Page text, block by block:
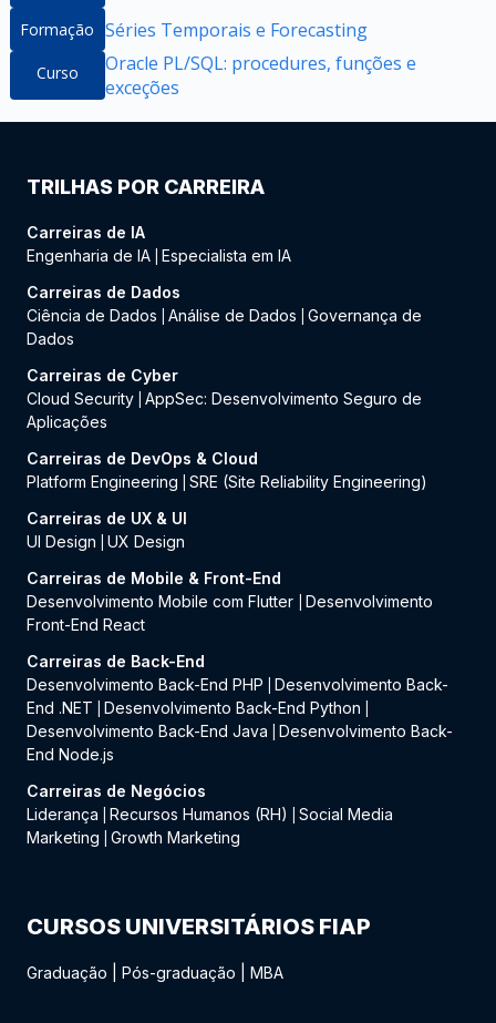
Formação Séries Temporais e Forecasting
Curso
Oracle PL/SQL: procedures, funções e
exceções
TRILHAS POR CARREIRA
Carreiras de IA
Engenharia de IA Especialista em IA
Carreiras de Dados
Ciência de Dados
Análise de Dados
Governança de
Dados
Carreiras de Cyber
Cloud Security AppSec: Desenvolvimento Seguro de
Aplicações
Carreiras de DevOps & Cloud
Platform Engineering
SRE (Site Reliability Engineering)
Carreiras de UX & UI
UI Design
UX Design
Carreiras de Mobile & Front-End
Desenvolvimento Mobile com Flutter
Desenvolvimento
Front-End React
Carreiras de Back-End
Desenvolvimento Back-End PHP
Desenvolvimento Back-
End .NET
Desenvolvimento Back-End Python
Desenvolvimento Back-End Java
Desenvolvimento Back-
End Node.js
Carreiras de Negócios
Liderança
Recursos Humanos (RH)
Social Media
Marketing
Growth Marketing
CURSOS UNIVERSITÁRIOS FIAP
Graduação Pós-graduação MBA